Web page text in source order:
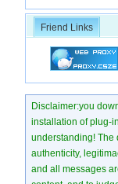
Friend Links
Disclaimer:you
installation of plug-
understanding! The
authenticity,
and all messages